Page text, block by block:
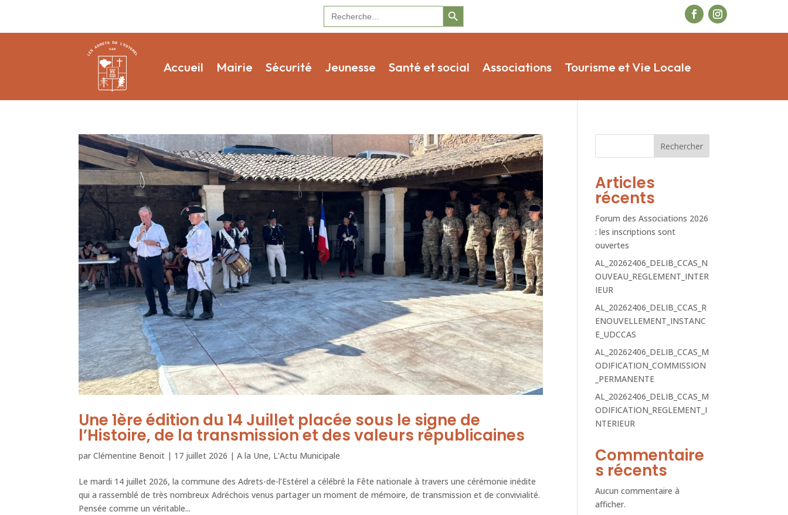
Search
for:
Search Button
Accueil Mairie Sécurité Jeunesse Santé et social Associations Tourisme et Vie Locale
Une 1ère édition du 14 Juillet placée sous le signe de
l’Histoire, de la transmission et des valeurs républicaines
parClémentine Benoit | 17 juillet 2026 |A la Une, L'Actu Municipale
Le mardi 14 juillet 2026, la commune des Adrets-de-l’Estérel a célébré la Fête nationale à travers une cérémonie inédite
qui a rassemblé de très nombreux Adréchois venus partager un moment de mémoire, de transmission et de convivialité.
Pensée comme un véritable...
Rechercher
Articles
récents
Forum des Associations 2026
: les inscriptions sont
ouvertes
AL_20262406_DELIB_CCAS_N
OUVEAU_REGLEMENT_INTER
IEUR
AL_20262406_DELIB_CCAS_R
ENOUVELLEMENT_INSTANC
E_UDCCAS
AL_20262406_DELIB_CCAS_M
ODIFICATION_COMMISSION
_PERMANENTE
AL_20262406_DELIB_CCAS_M
ODIFICATION_REGLEMENT_I
NTERIEUR
Commentaire
s récents
Aucun commentaire à
afficher.